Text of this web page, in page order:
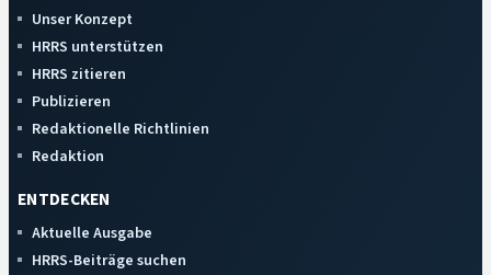
Unser Konzept
HRRS unterstützen
HRRS zitieren
Publizieren
Redaktionelle Richtlinien
Redaktion
ENTDECKEN
Aktuelle Ausgabe
HRRS-Beiträge suchen